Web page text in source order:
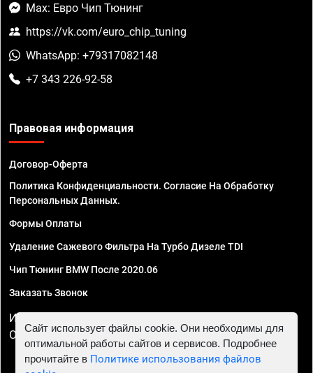
Max: Евро Чип Тюнинг
https://vk.com/euro_chip_tuning
WhatsApp: +79317082148
+7 343 226-92-58
Правовая информация
Договор-Оферта
Политика Конфиденциальности. Согласие На Обработку
Персональных Данных.
Формы Оплаты
Удаление Сажевого Фильтра На Турбо Дизеле TDI
Чип Тюнинг BMW После 2020.06
Заказать Звонок
ИП Смирнов Георгий Павлович. ИНН 781302555843,
ОГРНИП 324470400032610
Сайт использует файлы cookie. Они необходимы для
оптимальной работы сайтов и сервисов. Подробнее
прочитайте в Политике использования файлов